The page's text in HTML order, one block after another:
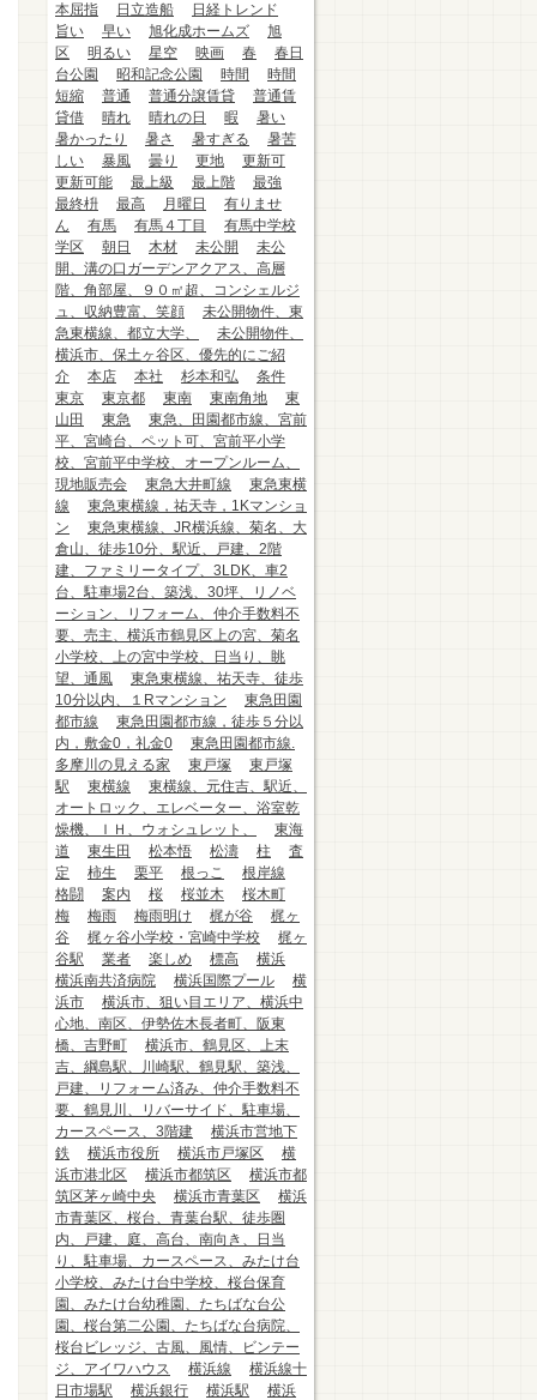
本屈指
日立造船
日経トレンド
旨い
早い 旭化成ホームズ
旭
区
明るい 星空 映画 春
春日
台公園
昭和記念公園 時間
時間
短縮
普通 普通分譲賃貸
普通賃
貸借
晴れ 晴れの日 暇
暑い
暑かったり
暑さ 暑すぎる
暑苦
しい
暴風 曇り 更地
更新可
更新可能
最上級 最上階
最強
最終枡
最高 月曜日
有りませ
ん
有馬 有馬４丁目
有馬中学校
学区
朝日 木材 未公開
未公
開、溝の口ガーデンアクアス、高層
階、角部屋、９０㎡超、コンシェルジ
ュ、収納豊富、笑顔
未公開物件、東
急東横線、都立大学、
未公開物件、
横浜市、保土ヶ谷区、優先的にご紹
介
本店 本社 杉本和弘
条件
東京
東京都 東南 東南角地
東
山田
東急
東急、田園都市線、宮前
平、宮崎台、ペット可、宮前平小学
校、宮前平中学校、オープンルーム、
現地販売会
東急大井町線
東急東横
線
東急東横線，祐天寺，1Kマンショ
ン
東急東横線、JR横浜線、菊名、大
倉山、徒歩10分、駅近、戸建、2階
建、ファミリータイプ、3LDK、車2
台、駐車場2台、築浅、30坪、リノベ
ーション、リフォーム、仲介手数料不
要、売主、横浜市鶴見区上の宮、菊名
小学校、上の宮中学校、日当り、眺
望、通風
東急東横線、祐天寺、徒歩
10分以内、１Rマンション
東急田園
都市線
東急田園都市線，徒歩５分以
内，敷金0，礼金0
東急田園都市線.
多摩川の見える家
東戸塚
東戸塚
駅
東横線
東横線、元住吉、駅近、
オートロック、エレベーター、浴室乾
燥機、ＩＨ、ウォシュレット、
東海
道
東生田 松本悟 松濤 柱
査
定
柿生 栗平 根っこ
根岸線
格闘
案内 桜 桜並木
桜木町
梅
梅雨 梅雨明け 梶が谷
梶ヶ
谷
梶ヶ谷小学校・宮崎中学校
梶ヶ
谷駅
業者 楽しめ 標高
横浜
横浜南共済病院
横浜国際プール
横
浜市
横浜市、狙い目エリア、横浜中
心地、南区、伊勢佐木長者町、阪東
橋、吉野町
横浜市、鶴見区、上末
吉、綱島駅、川崎駅、鶴見駅、築浅、
戸建、リフォーム済み、仲介手数料不
要、鶴見川、リバーサイド、駐車場、
カースペース、3階建
横浜市営地下
鉄
横浜市役所 横浜市戸塚区
横
浜市港北区
横浜市都筑区
横浜市都
筑区茅ヶ崎中央
横浜市青葉区
横浜
市青葉区、桜台、青葉台駅、徒歩圏
内、戸建、庭、高台、南向き、日当
り、駐車場、カースペース、みたけ台
小学校、みたけ台中学校、桜台保育
園、みたけ台幼稚園、たちばな台公
園、桜台第二公園、たちばな台病院、
桜台ビレッジ、古風、風情、ビンテー
ジ、アイワハウス
横浜線
横浜線十
日市場駅
横浜銀行 横浜駅
横浜